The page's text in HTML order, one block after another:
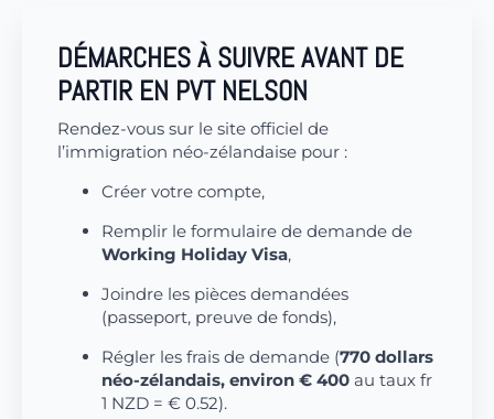
DÉMARCHES À SUIVRE AVANT DE
PARTIR EN PVT NELSON
Rendez-vous sur le site officiel de
l’immigration néo-zélandaise pour :
Créer votre compte,
Remplir le formulaire de demande de
Working Holiday Visa,
Joindre les pièces demandées
(passeport, preuve de fonds),
Régler les frais de demande (770 dollars
néo-zélandais, environ € 400 au taux fr
1 NZD = € 0.52).